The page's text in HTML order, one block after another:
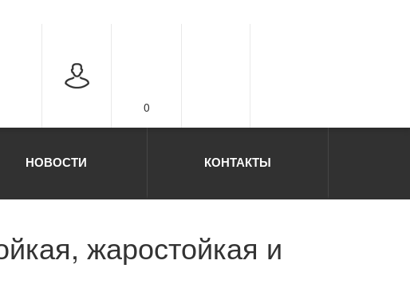
0
НОВОСТИ КОНТАКТЫ
жаростойкая и